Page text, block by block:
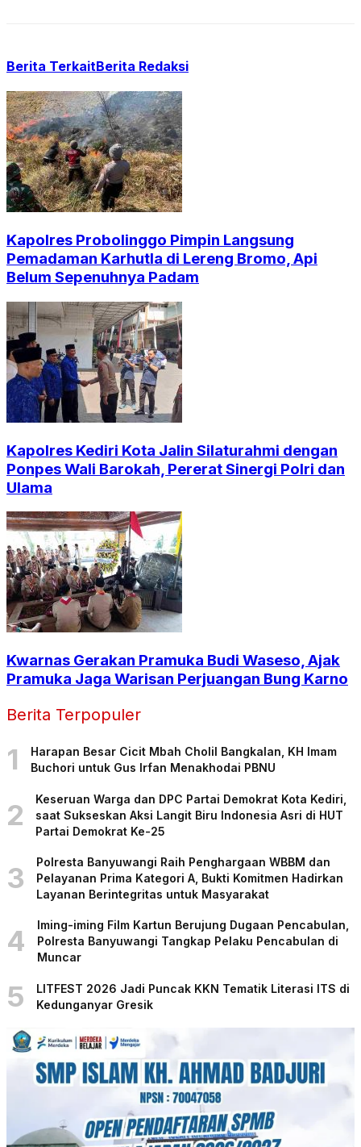
Berita TerkaitBerita Redaksi
Kapolres Probolinggo Pimpin Langsung
Pemadaman Karhutla di Lereng Bromo, Api
Belum Sepenuhnya Padam
Kapolres Kediri Kota Jalin Silaturahmi dengan
Ponpes Wali Barokah, Pererat Sinergi Polri dan
Ulama
Kwarnas Gerakan Pramuka Budi Waseso, Ajak
Pramuka Jaga Warisan Perjuangan Bung Karno
Berita Terpopuler
1
Harapan Besar Cicit Mbah Cholil Bangkalan, KH Imam
Buchori untuk Gus Irfan Menakhodai PBNU
2
Keseruan Warga dan DPC Partai Demokrat Kota Kediri,
saat Sukseskan Aksi Langit Biru Indonesia Asri di HUT
Partai Demokrat Ke-25
3
Polresta Banyuwangi Raih Penghargaan WBBM dan
Pelayanan Prima Kategori A, Bukti Komitmen Hadirkan
Layanan Berintegritas untuk Masyarakat
4
Iming-iming Film Kartun Berujung Dugaan Pencabulan,
Polresta Banyuwangi Tangkap Pelaku Pencabulan di
Muncar
5
LITFEST 2026 Jadi Puncak KKN Tematik Literasi ITS di
Kedunganyar Gresik